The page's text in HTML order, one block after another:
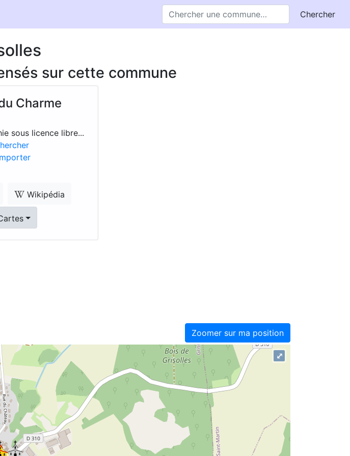
Chercher
sur cette commune
Charme
sous licence libre...
Wikipédia
Zoomer sur ma position
⤢